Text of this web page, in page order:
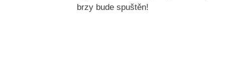
brzy bude spuštěn!